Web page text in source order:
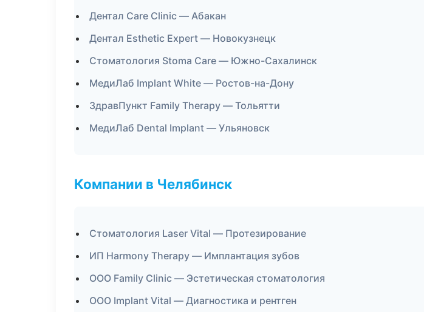
Дентал Care Clinic — Абакан
Дентал Esthetic Expert — Новокузнецк
Стоматология Stoma Care — Южно-Сахалинск
МедиЛаб Implant White — Ростов-на-Дону
ЗдравПункт Family Therapy — Тольятти
МедиЛаб Dental Implant — Ульяновск
Компании в Челябинск
Стоматология Laser Vital — Протезирование
ИП Harmony Therapy — Имплантация зубов
ООО Family Clinic — Эстетическая стоматология
ООО Implant Vital — Диагностика и рентген